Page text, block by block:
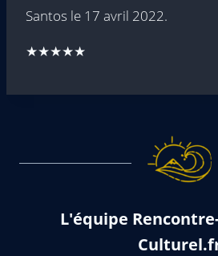
Santos le 17 avril 2022.
★★★★★
L'équipe